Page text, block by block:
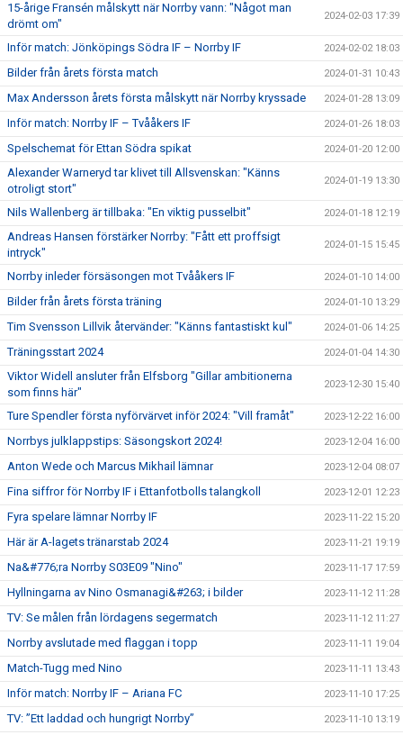
15-årige Fransén målskytt när Norrby vann: "Något man
drömt om"
2024-02-03 17:39
Inför match: Jönköpings Södra IF – Norrby IF 2024-02-02 18:03
Bilder från årets första match 2024-01-31 10:43
Max Andersson årets första målskytt när Norrby kryssade 2024-01-28 13:09
Inför match: Norrby IF – Tvååkers IF 2024-01-26 18:03
Spelschemat för Ettan Södra spikat 2024-01-20 12:00
Alexander Warneryd tar klivet till Allsvenskan: "Känns
otroligt stort"
2024-01-19 13:30
Nils Wallenberg är tillbaka: "En viktig pusselbit" 2024-01-18 12:19
Andreas Hansen förstärker Norrby: "Fått ett proffsigt
intryck"
2024-01-15 15:45
Norrby inleder försäsongen mot Tvååkers IF 2024-01-10 14:00
Bilder från årets första träning 2024-01-10 13:29
Tim Svensson Lillvik återvänder: "Känns fantastiskt kul" 2024-01-06 14:25
Träningsstart 2024 2024-01-04 14:30
Viktor Widell ansluter från Elfsborg "Gillar ambitionerna
som finns här"
2023-12-30 15:40
Ture Spendler första nyförvärvet inför 2024: "Vill framåt" 2023-12-22 16:00
Norrbys julklappstips: Säsongskort 2024! 2023-12-04 16:00
Anton Wede och Marcus Mikhail lämnar 2023-12-04 08:07
Fina siffror för Norrby IF i Ettanfotbolls talangkoll 2023-12-01 12:23
Fyra spelare lämnar Norrby IF 2023-11-22 15:20
Här är A-lagets tränarstab 2024 2023-11-21 19:19
Na&#776;ra Norrby S03E09 "Nino" 2023-11-17 17:59
Hyllningarna av Nino Osmanagi&#263; i bilder 2023-11-12 11:28
TV: Se målen från lördagens segermatch 2023-11-12 11:27
Norrby avslutade med flaggan i topp 2023-11-11 19:04
Match-Tugg med Nino 2023-11-11 13:43
Inför match: Norrby IF – Ariana FC 2023-11-10 17:25
TV: ”Ett laddad och hungrigt Norrby” 2023-11-10 13:19